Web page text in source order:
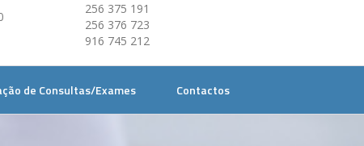
256 375 191
256 376 723
916 745 212
de Consultas/Exames Contactos